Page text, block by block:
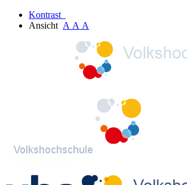
Kontrast
Ansicht A A A